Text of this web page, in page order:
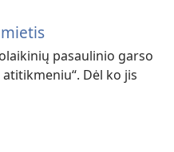
pasaulinio garso
Dėl ko jis